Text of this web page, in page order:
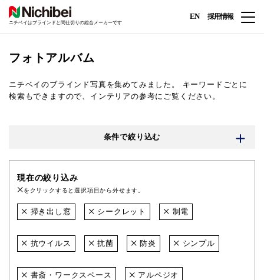
ニチベイはブラインドと間仕切りの総合メーカーです
EN 採用情報
フォトアルバム
ニチベイのブラインド写真を集めてみました。
キーワードごとに
検索もできますので、インテリアの参考にご覧ください。
条件で絞り込む
現在の絞り込み
をクリックすると選択項目から外せます。
掃き出し窓 シークレット 制電
抗ウイルス 抗菌 防炎 シンプル
書斎・ワークスペース アルペジオ